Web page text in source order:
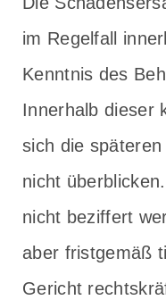
im Regelfall
Kenntnis des
Innerhalb dieser
sich die
nicht
nicht beziffert
aber fristgemäß
Gericht